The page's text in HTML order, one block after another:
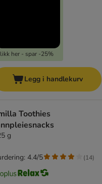
her - spar -25%
Legg i handlekurv
Toothies
g
4.4/5 (14)